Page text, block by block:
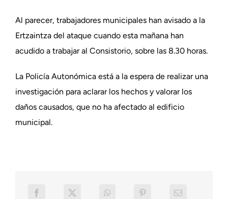
Al parecer, trabajadores municipales han avisado a la
Ertzaintza del ataque cuando esta mañana han
acudido a trabajar al Consistorio, sobre las 8.30 horas.
La Policía Autonómica está a la espera de realizar una
investigación para aclarar los hechos y valorar los
daños causados, que no ha afectado al edificio
municipal.